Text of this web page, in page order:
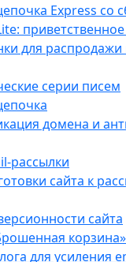
Express со
для распродажи
серии писем
домена и
рассылки
сайта к
сайта
для усиления